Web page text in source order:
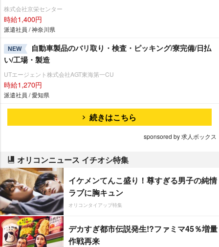
株式会社京栄センター
時給1,400円
派遣社員 / 神奈川県
NEW
自動車製品のバリ取り・検査・ピッキング/寮完備/日払
い/工場・製造
UTエージェント株式会社AGT東海第一CU
時給1,270円
派遣社員 / 愛知県
続きはこちら
sponsored by 求人ボックス
オリコンニュース イチオシ特集
イケメンてんこ盛り！尊すぎる男子の純情
ラブに胸キュン
オリコンタイアップ特集
デカすぎ都市伝説発生!?ファミマ45％増量
作戦再来